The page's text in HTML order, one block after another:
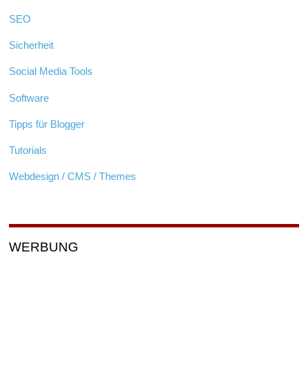
SEO
Sicherheit
Social Media Tools
Software
Tipps für Blogger
Tutorials
Webdesign / CMS / Themes
WERBUNG